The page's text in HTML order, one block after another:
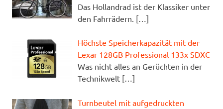
Das Hollandrad ist der Klassiker unter
den Fahrrädern. […]
Höchste Speicherkapazität mit der
Lexar 128GB Professional 133x SDXC
Was nicht alles an Gerüchten in der
Technikwelt […]
Turnbeutel mit aufgedruckten